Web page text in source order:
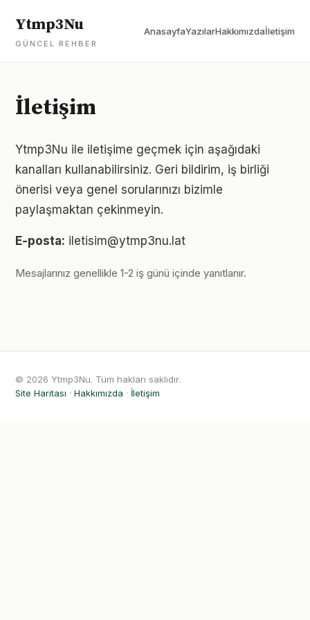
Ytmp3Nu
GÜNCEL REHBER
AnasayfaYazılarHakkımızdaİletişim
İletişim
Ytmp3Nu ile iletişime geçmek için aşağıdaki
kanalları kullanabilirsiniz. Geri bildirim, iş birliği
önerisi veya genel sorularınızı bizimle
paylaşmaktan çekinmeyin.
E-posta: iletisim@ytmp3nu.lat
Mesajlarınız genellikle 1-2 iş günü içinde yanıtlanır.
© 2026 Ytmp3Nu. Tüm hakları saklıdır.
Site Haritası · Hakkımızda · İletişim